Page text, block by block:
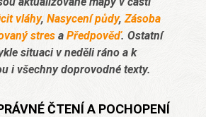
vláhy, Nasycení půdy, Zásoba
stres a Předpověď. Ostatní
situaci v neděli ráno a k
i všechny doprovodné texty.
ČTENÍ A POCHOPENÍ